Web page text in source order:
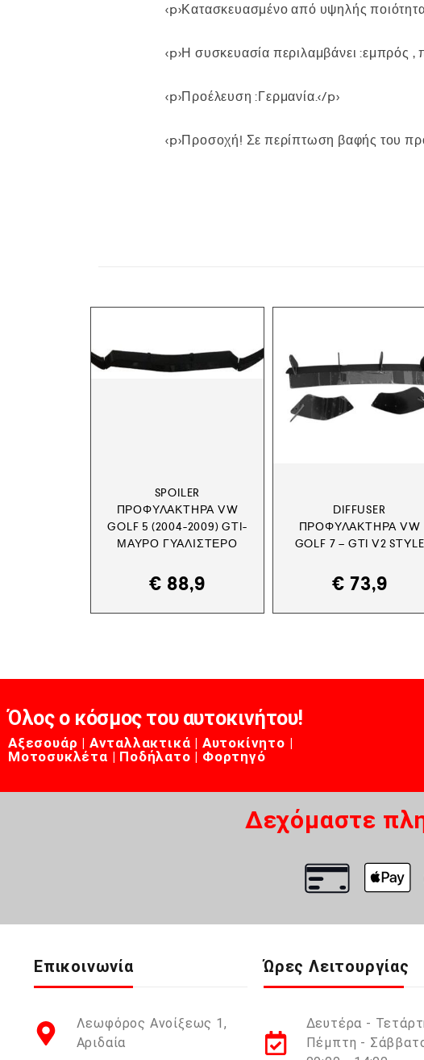
<p>Κατασκευασμένο από υψηλής
<p>Η συσκευασία περιλαμβάνει :εμπρός
<p>Προέλευση :Γερμανία.</p>
<p>Προσοχή! Σε περίπτωση βαφής του
SPOILER
ΠΡΟΦΥΛΑΚΤΉΡΑ VW
GOLF 5 (2004-2009) GTI-
ΜΑΎΡΟ ΓΥΑΛΙΣΤΕΡΌ
€ 88,9
DIFFUSER
ΠΡΟΦΥΛΑΚΤΉΡΑ VW
GOLF 7 – GTI V2 STYLE
€ 73,9
Όλος ο κόσμος του αυτοκινήτου!
Αξεσουάρ | Ανταλλακτικά | Αυτοκίνητο |
Μοτοσυκλέτα | Ποδήλατο | Φορτηγό
Δεχόμαστε
Επικοινωνία
Λεωφόρος Ανοίξεως 1,
Αριδαία
Ώρες Λειτουργίας
Δευτέρα -
Πέμπτη -